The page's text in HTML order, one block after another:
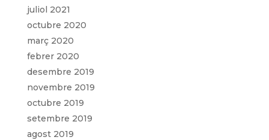
juliol 2021
octubre 2020
març 2020
febrer 2020
desembre 2019
novembre 2019
octubre 2019
setembre 2019
agost 2019